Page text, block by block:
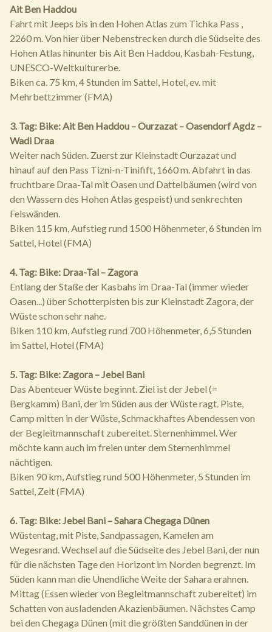
Ait Ben Haddou
Fahrt mit Jeeps bis in den Hohen Atlas zum Tichka Pass ,
2260 m. Von hier über Nebenstrecken durch die Südseite des
Hohen Atlas hinunter bis Ait Ben Haddou, Kasbah-Festung,
UNESCO-Weltkulturerbe.
Biken ca. 75 km, 4 Stunden im Sattel, Hotel, ev. mit
Mehrbettzimmer (FMA)
3. Tag: Bike: Ait Ben Haddou – Ourzazat – Oasendorf Agdz –
Wadi Draa
Weiter nach Süden. Zuerst zur Kleinstadt Ourzazat und
hinauf auf den Pass Tizni-n-Tinifift, 1660 m. Abfahrt in das
fruchtbare Draa-Tal mit Oasen und Dattelbäumen (wird von
den Wassern des Hohen Atlas gespeist) und senkrechten
Felswänden.
Biken 115 km, Aufstieg rund 1500 Höhenmeter, 6 Stunden im
Sattel, Hotel (FMA)
4. Tag: Bike: Draa-Tal – Zagora
Entlang der Staße der Kasbahs im Draa-Tal (immer wieder
Oasen...) über Schotterpisten bis zur Kleinstadt Zagora, der
Wüste schon sehr nahe.
Biken 110 km, Aufstieg rund 700 Höhenmeter, 6,5 Stunden
im Sattel, Hotel (FMA)
5. Tag: Bike: Zagora – Jebel Bani
Das Abenteuer Wüste beginnt. Ziel ist der Jebel (=
Bergkamm) Bani, der im Süden aus der Wüste ragt. Piste,
Camp mitten in der Wüste, Schmackhaftes Abendessen von
der Begleitmannschaft zubereitet. Sternenhimmel. Wer
möchte kann auch im freien unter dem Sternenhimmel
nächtigen.
Biken 90 km, Aufstieg rund 500 Höhenmeter, 5 Stunden im
Sattel, Zelt (FMA)
6. Tag: Bike: Jebel Bani – Sahara Chegaga Dünen
Wüstentag, mit Piste, Sandpassagen, Kamelen am
Wegesrand. Wechsel auf die Südseite des Jebel Bani, der nun
für die nächsten Tage den Horizont im Norden begrenzt. Im
Süden kann man die Unendliche Weite der Sahara erahnen.
Mittag (Essen wieder von Begleitmannschaft zubereitet) im
Schatten von ausladenden Akazienbäumen. Nächstes Camp
bei den Chegaga Dünen (mit die größten Sanddünen in der